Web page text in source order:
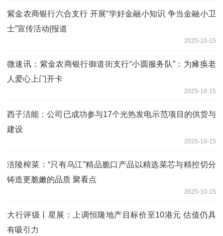
紫金农商银行六合支行 开展“学好金融小知识 争当金融小卫
士”宣传活动|报道
2025-10-15
微速讯：紫金农商银行御道街支行“小圆服务队”：为瘫痪老
人爱心上门开卡
2025-10-15
西子洁能：公司已成功参与17个光热发电示范项目的供货与
建设
2025-10-15
涪陵榨菜：“只有乌江”精品脆口产品以精选菜芯与精控切分
铸造更脆嫩的品质 聚看点
2025-10-15
大行评级丨星展：上调恒隆地产目标价至10港元 估值仍具
有吸引力